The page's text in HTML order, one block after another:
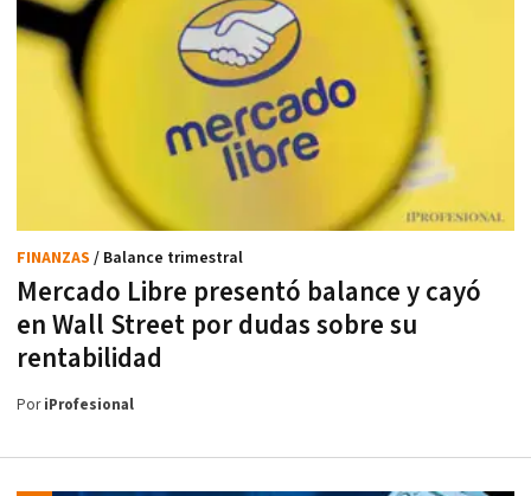
Mercado Libre presentó balance y cayó
en Wall Street por dudas sobre su
rentabilidad
FINANZAS / Balance trimestral
PoriProfesional